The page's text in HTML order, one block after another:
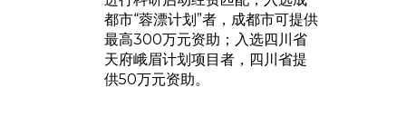
都市“蓉漂计划”者，成都市可提供
最高300万元资助；入选四川省
天府峨眉计划项目者，四川省提
供50万元资助。